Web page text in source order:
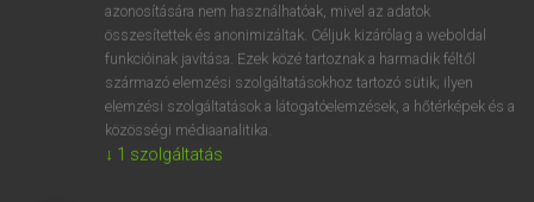
⚲ appellationkeresése szótárainkban
DÍJMENTES ANGOL SZÓTÁR
azonosítására nem használhatóak, mivel az adatok
összesítettek és anonimizáltak. Céljuk kizárólag a weboldal
funkcióinak javítása. Ezek közé tartoznak a harmadik féltől
származó elemzési szolgáltatásokhoz tartozó sütik; ilyen
elemzési szolgáltatások a látogatóelemzések, a hőtérképek és a
közösségi médiaanalitika.
↓ 1 szolgáltatás